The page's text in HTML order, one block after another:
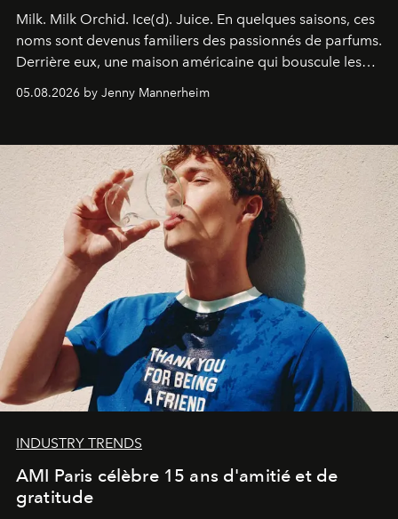
Milk. Milk Orchid. Ice(d). Juice. En quelques saisons, ces
noms sont devenus familiers des passionnés de parfums.
Derrière eux, une maison américaine qui bouscule les
codes de la parfumerie contemporaine en proposant
une approche aussi intuitive que personnelle :
05.08.2026 by Jenny Mannerheim
INDUSTRY TRENDS
AMI Paris célèbre 15 ans d'amitié et de
gratitude